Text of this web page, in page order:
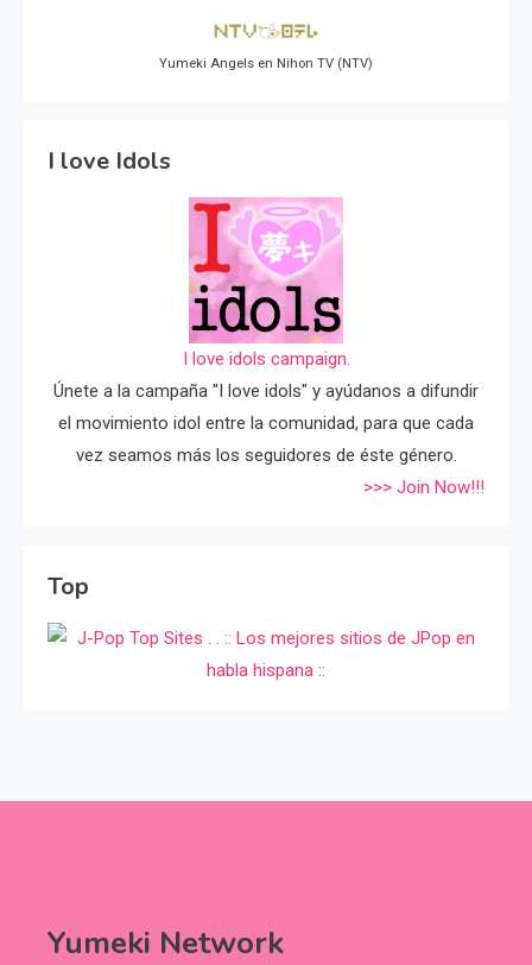
Yumeki Angels en Nihon TV (NTV)
I love Idols
I love idols campaign.
Únete a la campaña "I love idols" y ayúdanos a difundir
el movimiento idol entre la comunidad, para que cada
vez seamos más los seguidores de éste género.
>>> Join Now!!!
Top
Yumeki Network